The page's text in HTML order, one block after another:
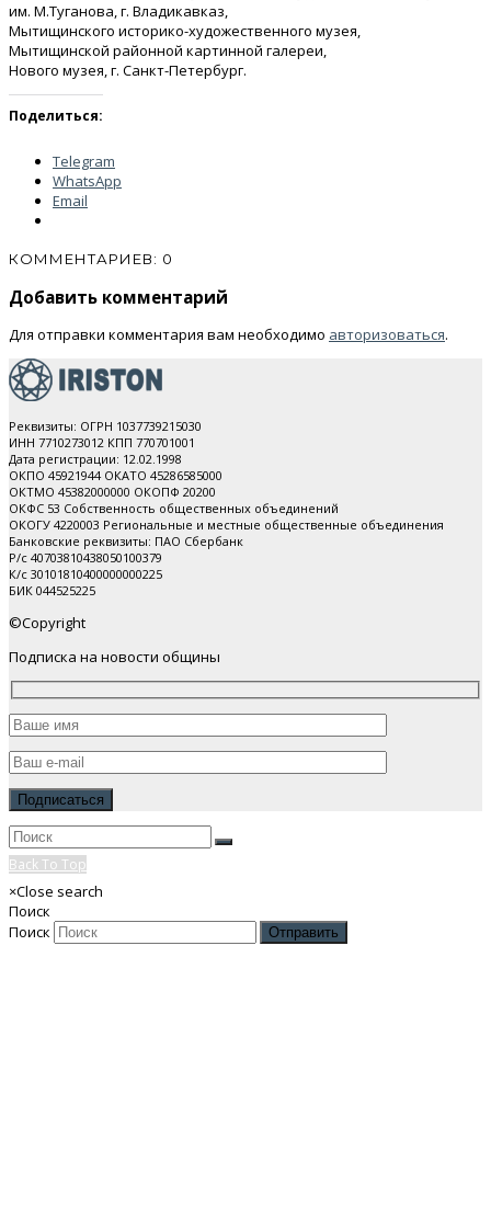
им. М.Туганова, г. Владикавказ,
Мытищинского историко-художественного музея,
Мытищинской районной картинной галереи,
Нового музея, г. Санкт-Петербург.
Поделиться:
Telegram
WhatsApp
Email
КОММЕНТАРИЕВ: 0
Добавить комментарий
Для отправки комментария вам необходимо авторизоваться.
Реквизиты: ОГРН 1037739215030
ИНН 7710273012 КПП 770701001
Дата регистрации: 12.02.1998
ОКПО 45921944 ОКАТО 45286585000
ОКТМО 45382000000 ОКОПФ 20200
ОКФС 53 Собственность общественных объединений
ОКОГУ 4220003 Региональные и местные общественные объединения
Банковские реквизиты: ПАО Cбербанк
Р/с 40703810438050100379
К/с 30101810400000000225
БИК 044525225
©Copyright
Подписка на новости общины
Back To Top
×Close search
Поиск
Поиск
Отправить